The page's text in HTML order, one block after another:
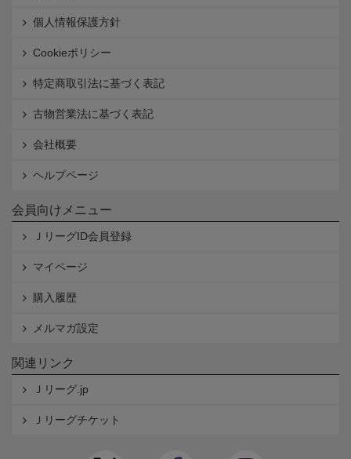
個人情報保護方針
Cookieポリシー
特定商取引法に基づく表記
古物営業法に基づく表記
会社概要
ヘルプページ
会員向けメニュー
ＪリーグID会員登録
マイページ
購入履歴
メルマガ設定
関連リンク
Ｊリーグ.jp
Ｊリーグチケット